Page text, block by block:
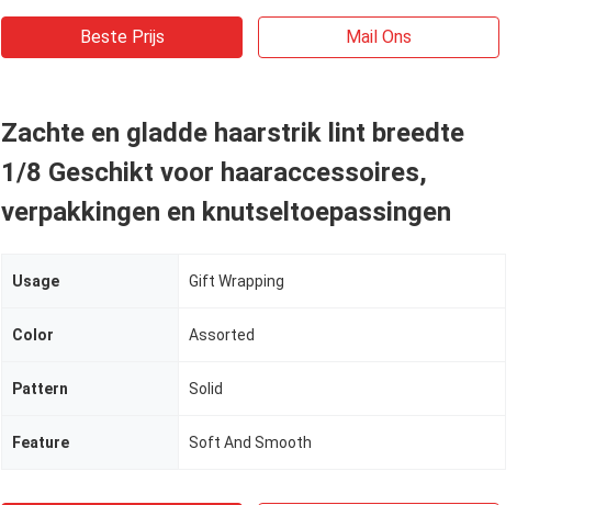
Beste Prijs Mail Ons
Zachte en gladde haarstrik lint breedte
1/8 Geschikt voor haaraccessoires,
verpakkingen en knutseltoepassingen
Usage Gift Wrapping
Color Assorted
Pattern Solid
Feature Soft And Smooth